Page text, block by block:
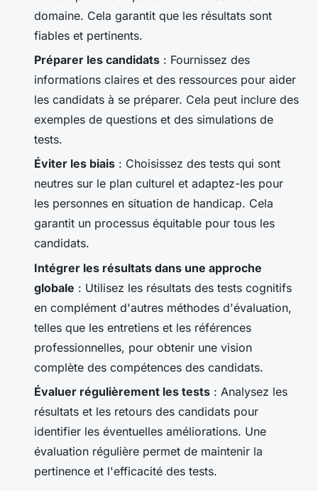
domaine. Cela garantit que les résultats sont
fiables et pertinents.
Préparer les candidats : Fournissez des
informations claires et des ressources pour aider
les candidats à se préparer. Cela peut inclure des
exemples de questions et des simulations de
tests.
Éviter les biais : Choisissez des tests qui sont
neutres sur le plan culturel et adaptez-les pour
les personnes en situation de handicap. Cela
garantit un processus équitable pour tous les
candidats.
Intégrer les résultats dans une approche
globale : Utilisez les résultats des tests cognitifs
en complément d'autres méthodes d'évaluation,
telles que les entretiens et les références
professionnelles, pour obtenir une vision
complète des compétences des candidats.
Évaluer régulièrement les tests : Analysez les
résultats et les retours des candidats pour
identifier les éventuelles améliorations. Une
évaluation régulière permet de maintenir la
pertinence et l'efficacité des tests.